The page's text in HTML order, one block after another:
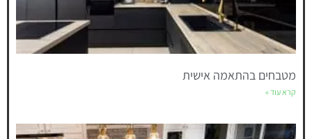
מטבחים בהתאמה אישית
קרא עוד »